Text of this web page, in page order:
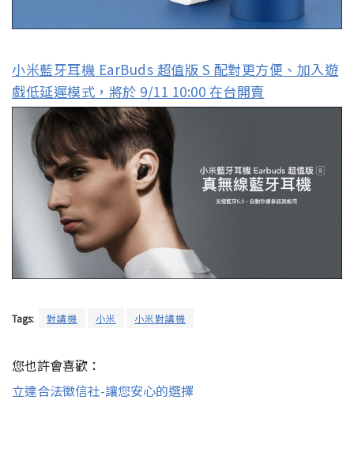
小米藍牙耳機 EarBuds 超值版 S 配對更方便、加入遊
戲低延遲模式，將於 9/11 10:00 在台開賣
Tags: 對講機 小米 小米對講機
您也許會喜歡：
立達合法徵信社-讓您安心的選擇